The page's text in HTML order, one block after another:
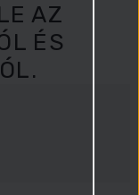
AZ
ÉS